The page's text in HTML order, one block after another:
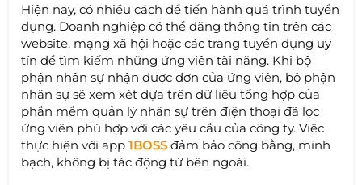
Hiện nay, có nhiều cách để tiến hành quá trình tuyển
dụng. Doanh nghiệp có thể đăng thông tin trên các
website, mạng xã hội hoặc các trang tuyển dụng uy
tín để tìm kiếm những ứng viên tài năng. Khi bộ
phận nhân sự nhận được đơn của ứng viên, bộ phận
nhân sự sẽ xem xét dựa trên dữ liệu tổng hợp của
phần mềm quản lý nhân sự trên điện thoại đã lọc
ứng viên phù hợp với các yêu cầu của công ty. Việc
thực hiện với app1BOSS đảm bảo công bằng, minh
bạch, không bị tác động từ bên ngoài.